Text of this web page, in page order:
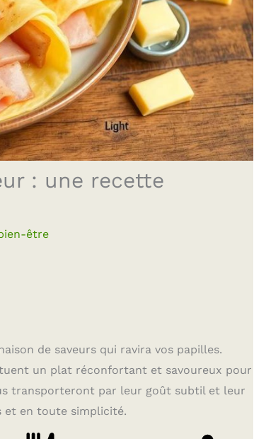
: une recette
être
de saveurs qui ravira vos papilles.
un plat réconfortant et savoureux pour
transporteront par leur goût subtil et leur
et en toute simplicité.